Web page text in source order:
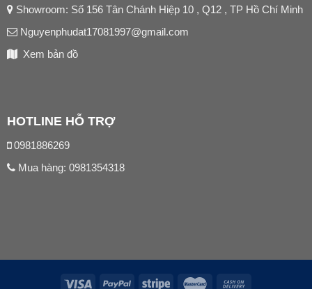
Showroom: Số 156 Tân Chánh Hiệp 10 , Q12 , TP Hồ Chí Minh
Nguyenphudat17081997@gmail.com
Xem bản đồ
HOTLINE HỖ TRỢ
0981886269
Mua hàng: 0981354318